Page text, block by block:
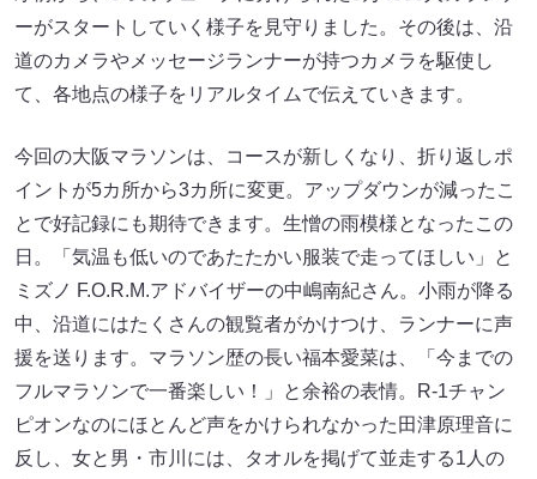
ーがスタートしていく様子を見守りました。その後は、沿
道のカメラやメッセージランナーが持つカメラを駆使し
て、各地点の様子をリアルタイムで伝えていきます。
今回の大阪マラソンは、コースが新しくなり、折り返しポ
イントが5カ所から3カ所に変更。アップダウンが減ったこ
とで好記録にも期待できます。生憎の雨模様となったこの
日。「気温も低いのであたたかい服装で走ってほしい」と
ミズノ F.O.R.M.アドバイザーの中嶋南紀さん。小雨が降る
中、沿道にはたくさんの観覧者がかけつけ、ランナーに声
援を送ります。マラソン歴の長い福本愛菜は、「今までの
フルマラソンで一番楽しい！」と余裕の表情。R-1チャン
ピオンなのにほとんど声をかけられなかった田津原理音に
反し、女と男・市川には、タオルを掲げて並走する1人の